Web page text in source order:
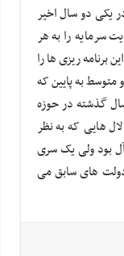
یکی دو سال اخیر
سرمایه را به هر
برنامه ریزی ها را
به پایین که
و مصرف کننده مسکن هستند. بیشتر باید روی آنها برنامه ریزی باشد. ما در ۸ سال گذشته در حوزه
هایی که به نظر
بود ولی یک سری
های سابق می